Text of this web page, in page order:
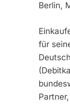
Berlin,
für